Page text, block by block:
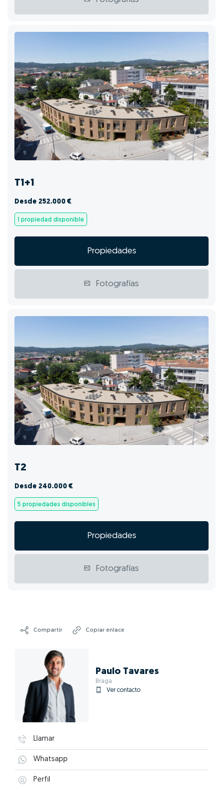
T1+1
Desde 252.000 €
1 propiedad disponible
Propiedades
Fotografías
T2
Desde 240.000 €
5 propiedades disponibles
Propiedades
Fotografías
Compartir Copiar enlace
Paulo Tavares
Braga
Ver contacto
Llamar
Whatsapp
Perfil